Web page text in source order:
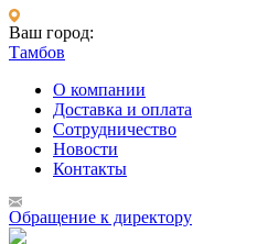
Ваш город:
Тамбов
О компании
Доставка и оплата
Сотрудничество
Новости
Контакты
Обращение к директору